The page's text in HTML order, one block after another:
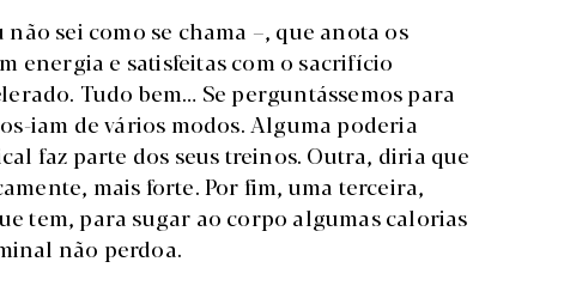
sei como se chama –, que anota os
energia e satisfeitas com o sacrifício
Tudo bem… Se perguntássemos para
iam de vários modos. Alguma poderia
faz parte dos seus treinos. Outra, diria que
mais forte. Por fim, uma terceira,
tem, para sugar ao corpo algumas calorias
não perdoa.